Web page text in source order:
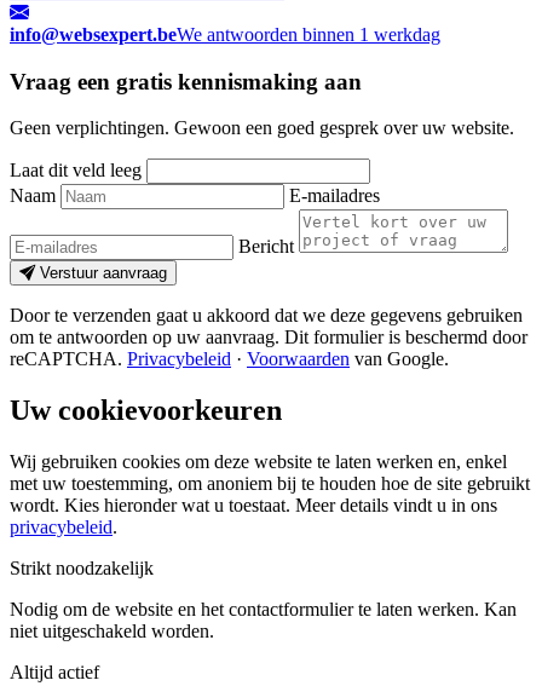
info@websexpert.beWe antwoorden binnen 1 werkdag
Vraag een gratis kennismaking aan
Geen verplichtingen. Gewoon een goed gesprek over uw website.
Laat dit veld leeg
Naam
E-mailadres
Bericht
Verstuur aanvraag
Door te verzenden gaat u akkoord dat we deze gegevens gebruiken
om te antwoorden op uw aanvraag. Dit formulier is beschermd door
reCAPTCHA. Privacybeleid · Voorwaarden van Google.
Uw cookievoorkeuren
Wij gebruiken cookies om deze website te laten werken en, enkel
met uw toestemming, om anoniem bij te houden hoe de site gebruikt
wordt. Kies hieronder wat u toestaat. Meer details vindt u in ons
privacybeleid.
Strikt noodzakelijk
Nodig om de website en het contactformulier te laten werken. Kan
niet uitgeschakeld worden.
Altijd actief